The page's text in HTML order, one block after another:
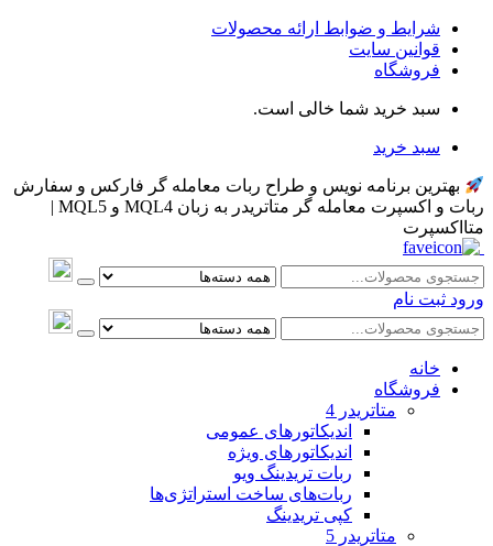
شرایط و ضوابط ارائه محصولات
قوانین سایت
فروشگاه
سبد خرید شما خالی است.
سبد خرید
بهترین برنامه نویس و طراح ربات معامله گر فارکس و سفارش
ربات و اکسپرت معامله گر متاتریدر به زبان MQL4 و MQL5 |
متااکسپرت
ورود ثبت نام
خانه
فروشگاه
متاتريدر 4
اندیکاتورهای عمومی
اندیکاتورهای ویژه
ربات تریدینگ ویو
ربات‌های ساخت استراتژی‌ها
کپی تریدینگ
متاتريدر 5